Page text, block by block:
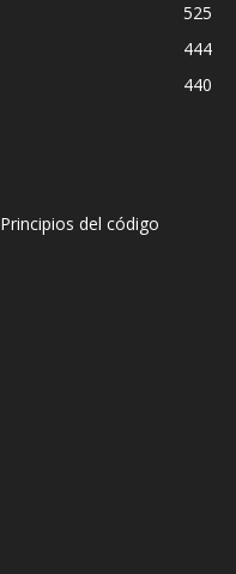
525
444
440
Principios del código